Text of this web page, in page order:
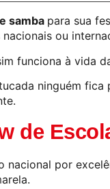
samba para sua
ou
funciona à vida
ninguém
de
nacional por